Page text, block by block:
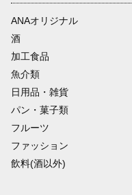
ANAオリジナル
酒
加工食品
魚介類
日用品・雑貨
パン・菓子類
フルーツ
ファッション
飲料(酒以外)